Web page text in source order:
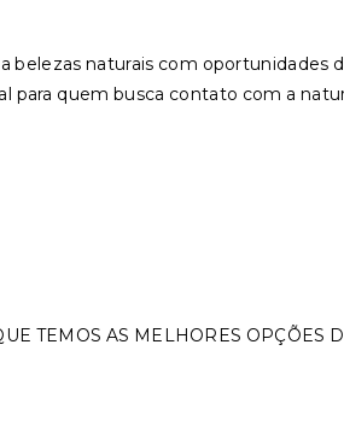
naturais com oportunidades
para quem busca contato com a
TEMOS AS MELHORES OPÇÕES